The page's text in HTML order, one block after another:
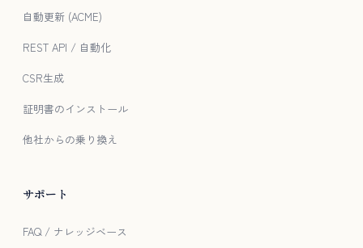
自動更新 (ACME)
REST API / 自動化
CSR生成
証明書のインストール
他社からの乗り換え
サポート
FAQ / ナレッジベース